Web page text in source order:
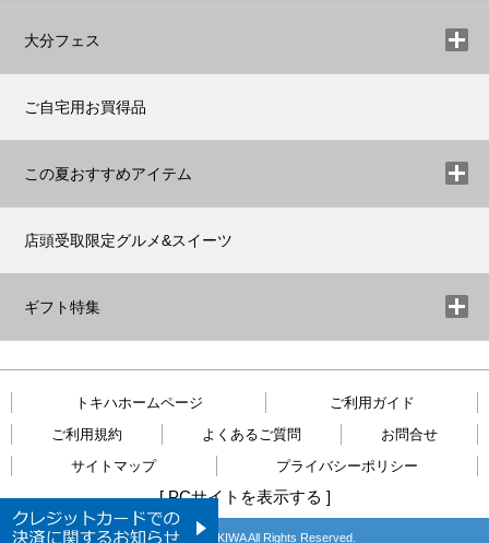
大分フェス
ご自宅用お買得品
この夏おすすめアイテム
店頭受取限定グルメ&スイーツ
ギフト特集
トキハホームページ
ご利用ガイド
ご利用規約
よくあるご質問
お問合せ
サイトマップ
プライバシーポリシー
[PCサイトを表示する ]
Copyright © TOKIWA All Rights Reserved.